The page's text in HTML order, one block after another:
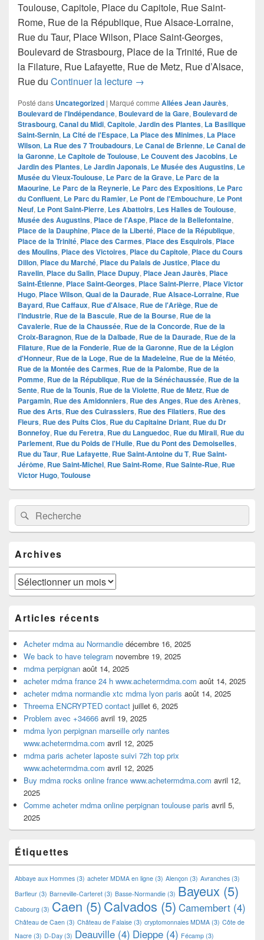
Toulouse, Capitole, Place du Capitole, Rue Saint-
Rome, Rue de la République, Rue Alsace-Lorraine,
Rue du Taur, Place Wilson, Place Saint-Georges,
Boulevard de Strasbourg, Place de la Trinité, Rue de
la Filature, Rue Lafayette, Rue de Metz, Rue d’Alsace,
Rue du Continuer la lecture Comme acheter mdma online
→
Posté dans Uncategorized | Marqué comme Allées Jean Jaurès,
Boulevard de l'Indépendance, Boulevard de la Gare, Boulevard de
Strasbourg, Canal du Midi, Capitole, Jardin des Plantes, La Basilique
Saint-Sernin, La Cité de l'Espace, La Place des Minimes, La Place
Wilson, La Rue des 7 Troubadours, Le Canal de Brienne, Le Canal de
la Garonne, Le Capitole de Toulouse, Le Couvent des Jacobins, Le
Jardin des Plantes, Le Jardin Japonais, Le Musée des Augustins, Le
Musée du Vieux-Toulouse, Le Parc de la Grave, Le Parc de la
Maourine, Le Parc de la Reynerie, Le Parc des Expositions, Le Parc
du Confluent, Le Parc du Ramier, Le Pont de l'Embouchure, Le Pont
Neuf, Le Pont Saint-Pierre, Les Abattoirs, Les Halles de Toulouse,
Musée des Augustins, Place de l'Aspe, Place de la Bellefontaine,
Place de la Dauphine, Place de la Liberté, Place de la République,
Place de la Trinité, Place des Carmes, Place des Esquirols, Place
des Moulins, Place des Victoires, Place du Capitole, Place du Cours
Dillon, Place du Marché, Place du Palais de Justice, Place du
Ravelin, Place du Salin, Place Dupuy, Place Jean Jaurès, Place
Saint-Étienne, Place Saint-Georges, Place Saint-Pierre, Place Victor
Hugo, Place Wilson, Quai de la Daurade, Rue Alsace-Lorraine, Rue
Bayard, Rue Caffaux, Rue d'Alsace, Rue de l'Ariège, Rue de
l'Industrie, Rue de la Bascule, Rue de la Bourse, Rue de la
Cavalerie, Rue de la Chaussée, Rue de la Concorde, Rue de la
Croix-Baragnon, Rue de la Dalbade, Rue de la Daurade, Rue de la
Filature, Rue de la Fonderie, Rue de la Garonne, Rue de la Légion
d'Honneur, Rue de la Loge, Rue de la Madeleine, Rue de la Météo,
Rue de la Montée des Carmes, Rue de la Palombe, Rue de la
Pomme, Rue de la République, Rue de la Sénéchaussée, Rue de la
Sente, Rue de la Tounis, Rue de la Violette, Rue de Metz, Rue de
Pargamin, Rue des Amidonniers, Rue des Anges, Rue des Arènes,
Rue des Arts, Rue des Cuirassiers, Rue des Filatiers, Rue des
Fleurs, Rue des Puits Clos, Rue du Capitaine Driant, Rue du Dr
Bonnefoy, Rue du Feretra, Rue du Languedoc, Rue du Mirail, Rue du
Parlement, Rue du Poids de l'Huile, Rue du Pont des Demoiselles,
Rue du Taur, Rue Lafayette, Rue Saint-Antoine du T, Rue Saint-
Jérôme, Rue Saint-Michel, Rue Saint-Rome, Rue Sainte-Rue, Rue
Victor Hugo, Toulouse
Zone
principale
de
widget
barre
latérale
Recherche :Rechercher
Archives
Archives
Articles récents
Acheter mdma au Normandie décembre 16, 2025
We back to have telegram novembre 19, 2025
mdma perpignan août 14, 2025
acheter mdma france 24 h www.achetermdma.com août 14, 2025
acheter mdma normandie xtc mdma lyon paris août 14, 2025
Threema ENCRYPTED contact juillet 6, 2025
Problem avec +34666 avril 19, 2025
mdma lyon perpignan marseille orly nantes
www.achetermdma.com avril 12, 2025
mdma paris acheter laposte suivi 72h top prix
www.achetermdma.com avril 12, 2025
Buy mdma rocks online france www.achetermdma.com avril 12,
2025
Comme acheter mdma online perpignan toulouse paris avril 5,
2025
Étiquettes
Abbaye aux Hommes (3) acheter MDMA en ligne (3) Alençon (3) Avranches (3)
Barfleur (3) Barneville-Carteret (3) Basse-Normandie (3) Bayeux (5)
Cabourg (3) Caen (5)Calvados (5) Camembert (4)
Château de Caen (3) Château de Falaise (3) cryptomonnaies MDMA (3) Côte de
Nacre (3) D-Day (3) Deauville (4) Dieppe (4) Fécamp (3)